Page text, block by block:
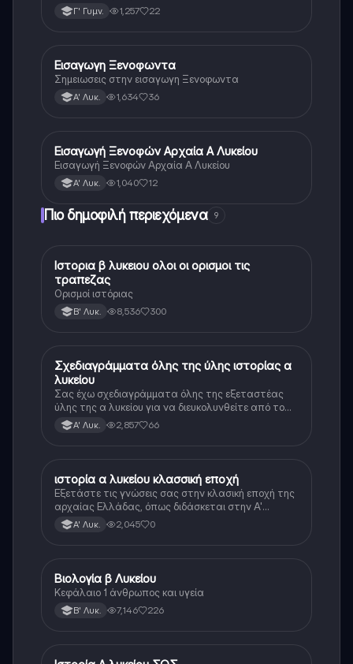
Γ' Γυμν. 1,257 22
Αρχαία Ελληνικά
Εισαγωγη Ξενοφωντα
Σημειωσεις στην εισαγωγη Ξενοφωντα
Α' Λυκ. 1,634 36
Αρχαία Ελληνικά
Εισαγωγή Ξενοφών Αρχαία Α Λυκείου
Εισαγωγή Ξενοφών Αρχαία Α Λυκείου
Α' Λυκ. 1,040 12
Πιο δημοφιλή περιεχόμενα 9
Ιστορία
Ιστορια β λυκειου ολοι οι ορισμοι τις
τραπεζας
Ορισμοί ιστόριας
Β' Λυκ. 8,536 300
Ιστορία
Σχεδιαγράμματα όλης της ύλης ιστορίας α
λυκείου
Σας έχω σχεδιαγράμματα όλης της εξεταστέας
ύλης της α λυκείου για να διευκολυνθείτε από το
τεράστιο βάρος του βιβλίου
Α' Λυκ. 2,857 66
Ιστορία
ιστορία α λυκείου κλασσική εποχή
Εξετάστε τις γνώσεις σας στην κλασική εποχή της
αρχαίας Ελλάδας, όπως διδάσκεται στην Α'
Λυκείου.Α' Λυκ. 2,045 0
Βιολογία
Βιολογία β Λυκείου
Κεφάλαιο 1 άνθρωπος και υγεία
Β' Λυκ. 7,146 226